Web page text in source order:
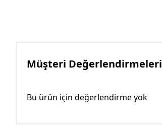
Müşteri Değerlendirmeleri
Bu ürün için değerlendirme yok